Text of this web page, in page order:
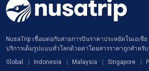
NusaTrip เชื่อมต่อกับสายการบินราคาประหยัดในเอเชี
บริการเต็มรูปแบบทั่วโลกด้วยค่าโดยสารราคาถูกสำหรั
Global
Indonesia Malaysia Singapore